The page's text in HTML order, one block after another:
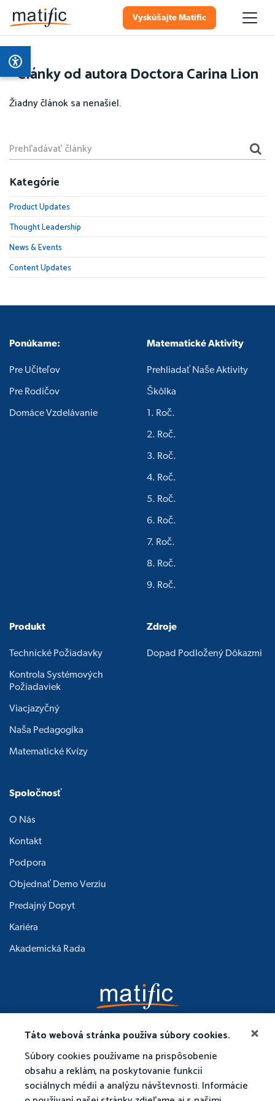
Táto webová stránka používa súbory cookies.
Súbory cookies používame na prispôsobenie
obsahu a reklám, na poskytovanie funkcií
sociálnych médií a analýzu návštevnosti. Informácie
Vyskúšajte Matific
Články od autora Doctora Carina Lion
Žiadny článok sa nenašiel.
Kategórie
Product Updates
Thought Leadership
News & Events
Content Updates
Ponúkame:
Pre Učiteľov
Pre Rodičov
Domáce Vzdelávanie
Matematické Aktivity
Prehliadať Naše Aktivity
Škôlka
1. Roč.
2. Roč.
3. Roč.
4. Roč.
5. Roč.
6. Roč.
7. Roč.
8. Roč.
9. Roč.
Produkt
Technické Požiadavky
Kontrola Systémových
Požiadaviek
Viacjazyčný
Naša Pedagogika
Matematické Kvízy
Zdroje
Dopad Podložený Dôkazmi
Spoločnosť
O Nás
Kontakt
Podpora
Objednať Demo Verziu
Predajný Dopyt
Kariéra
Akademická Rada